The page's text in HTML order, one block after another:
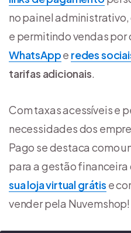
no painel
e permitindo vendas
WhatsAppe redes
tarifas adicionais.
Com taxas acessíveis e
necessidades dos
Pago se destaca como
para a gestão financeira
sua loja virtual grátis e
vender pela Nuvemshop!